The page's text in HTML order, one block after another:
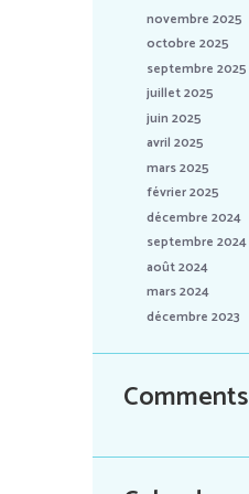
novembre 2025
octobre 2025
septembre 2025
juillet 2025
juin 2025
avril 2025
mars 2025
février 2025
décembre 2024
septembre 2024
août 2024
mars 2024
décembre 2023
Comments